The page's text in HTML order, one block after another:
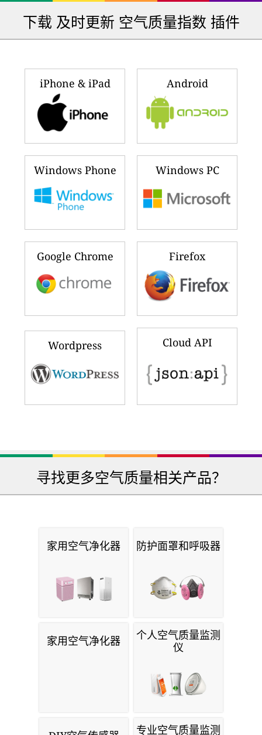
下载 及时更新 空气质量指数 插件
iPhone & iPad Android
Windows Phone Windows PC
Google Chrome Firefox
Wordpress Cloud API
寻找更多空气质量相关产品？
家用空气净化器 防护面罩和呼吸器
家用空气净化器
个人空气质量监测
仪
专业空气质量监测